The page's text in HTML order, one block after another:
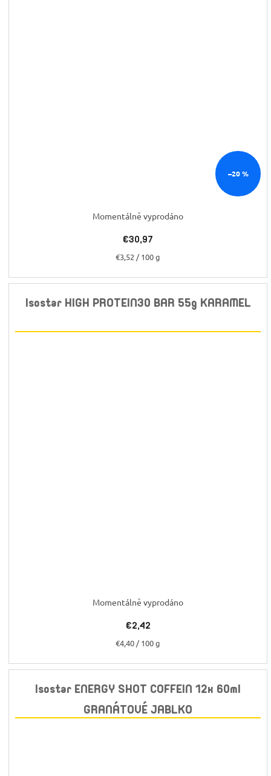
–20 %
Momentálně vyprodáno
€30,97
Jednotková
€3,52 / 100 g
Isostar HIGH PROTEIN30 BAR 55g KARAMEL
Momentálně vyprodáno
€2,42
Jednotková
€4,40 / 100 g
Isostar ENERGY SHOT COFFEIN 12x 60ml
GRANÁTOVÉ JABLKO